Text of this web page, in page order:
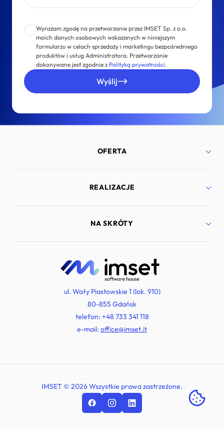
Wyrażam zgodę na przetwarzanie przez IMSET Sp. z o.o.
moich danych osobowych wskazanych w niniejszym
formularzu w celach sprzedaży i marketingu bezpośredniego
produktów i usług Administratora. Przetwarzanie
dokonywane jest zgodnie z Polityką prywatności.
Wyślij
OFERTA
Strony internetowe
Marketing internetowy
Zarządzanie projektami IT
Systemy Comarch ERP
REALIZACJE
Port Lotniczy Gdańsk
Diabetyk24
Beditom
Wutkowski
Polfert Group
Newater
NA SKRÓTY
Kariera
Strefa wiedzy
Polityka prywatności
ul. Wały Piastowskie 1 (lok. 910)
80-855 Gdańsk
telefon: +48 733 341 118
e-mail: office@imset.it
IMSET © 2026 Wszystkie prawa zastrzeżone.